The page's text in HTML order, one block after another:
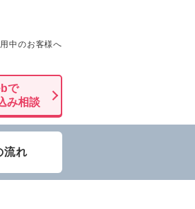
中のお客様へ
で
み相談
流れ